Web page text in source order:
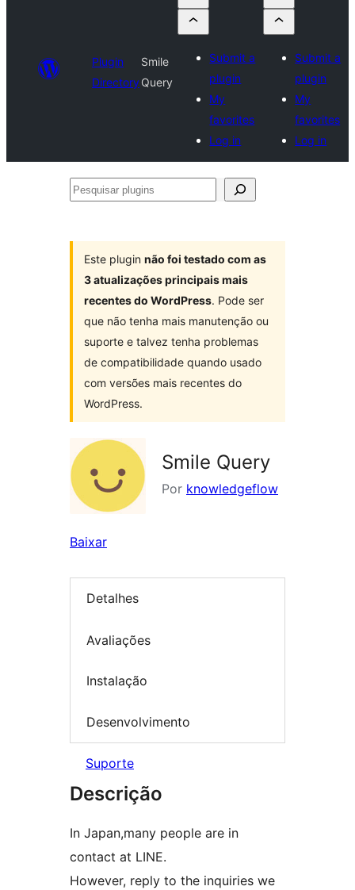
Plugin
Directory
Smile
Query
Submit a
plugin
My
favorites
Log in
Submit a
plugin
My
favorites
Log in
Pesquisar
Este plugin não foi testado com as
3 atualizações principais mais
recentes do WordPress. Pode ser
que não tenha mais manutenção ou
suporte e talvez tenha problemas
de compatibilidade quando usado
com versões mais recentes do
WordPress.
Smile Query
Por knowledgeflow
Baixar
Detalhes
Avaliações
Instalação
Desenvolvimento
Suporte
Descrição
In Japan,many people are in
contact at LINE.
However, reply to the inquiries we